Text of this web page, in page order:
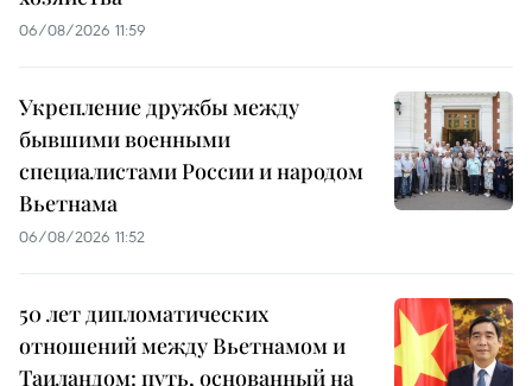
06/08/2026 11:59
Укрепление дружбы между
бывшими военными
специалистами России и народом
Вьетнама
06/08/2026 11:52
50 лет дипломатических
отношений между Вьетнамом и
Таиландом: путь, основанный на